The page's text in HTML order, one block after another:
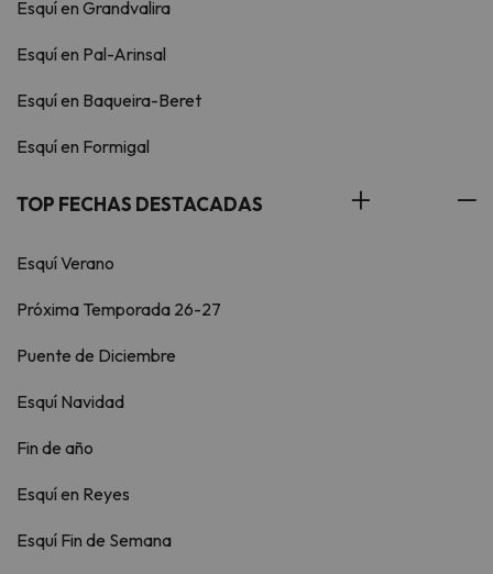
Esquí en Grandvalira
Esquí en Pal-Arinsal
Esquí en Baqueira-Beret
Esquí en Formigal
TOP FECHAS DESTACADAS
Esquí Verano
Próxima Temporada 26-27
Puente de Diciembre
Esquí Navidad
Fin de año
Esquí en Reyes
Esquí Fin de Semana